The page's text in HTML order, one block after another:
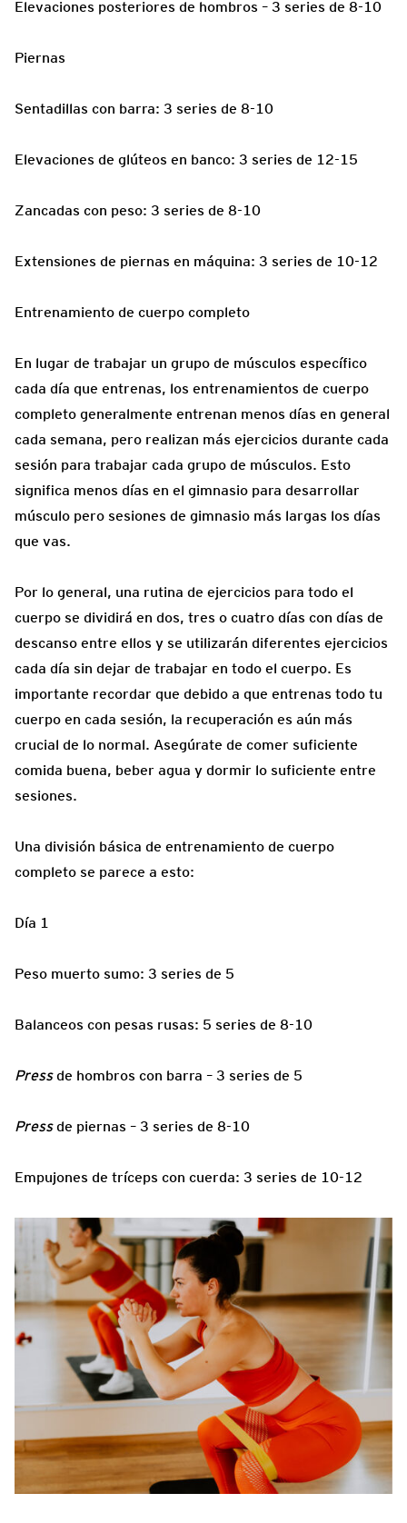
Elevaciones posteriores de hombros – 3 series de 8-10
Piernas
Sentadillas con barra: 3 series de 8-10
Elevaciones de glúteos en banco: 3 series de 12-15
Zancadas con peso: 3 series de 8-10
Extensiones de piernas en máquina: 3 series de 10-12
Entrenamiento de cuerpo completo
En lugar de trabajar un grupo de músculos específico
cada día que entrenas, los entrenamientos de cuerpo
completo generalmente entrenan menos días en general
cada semana, pero realizan más ejercicios durante cada
sesión para trabajar cada grupo de músculos. Esto
significa menos días en el gimnasio para desarrollar
músculo pero sesiones de gimnasio más largas los días
que vas.
Por lo general, una rutina de ejercicios para todo el
cuerpo se dividirá en dos, tres o cuatro días con días de
descanso entre ellos y se utilizarán diferentes ejercicios
cada día sin dejar de trabajar en todo el cuerpo. Es
importante recordar que debido a que entrenas todo tu
cuerpo en cada sesión, la recuperación es aún más
crucial de lo normal. Asegúrate de comer suficiente
comida buena, beber agua y dormir lo suficiente entre
sesiones.
Una división básica de entrenamiento de cuerpo
completo se parece a esto:
Día 1
Peso muerto sumo: 3 series de 5
Balanceos con pesas rusas: 5 series de 8-10
Pressde hombros con barra – 3 series de 5
Pressde piernas – 3 series de 8-10
Empujones de tríceps con cuerda: 3 series de 10-12